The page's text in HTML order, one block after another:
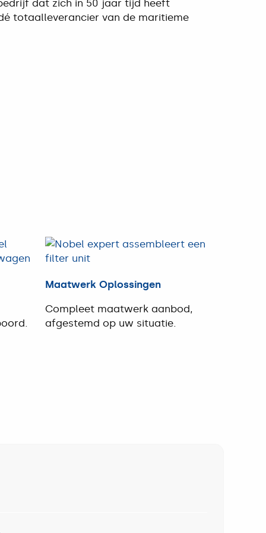
dat zich in 50 jaar tijd heeft
totaalleverancier van de maritieme
Maatwerk Oplossingen
Compleet maatwerk aanbod,
afgestemd op uw situatie.